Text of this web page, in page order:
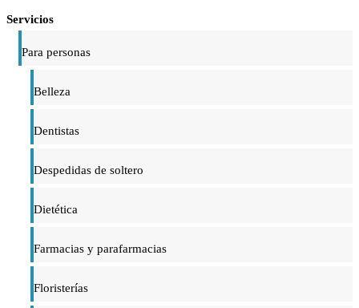
Servicios
Para personas
Belleza
Dentistas
Despedidas de soltero
Dietética
Farmacias y parafarmacias
Floristerías